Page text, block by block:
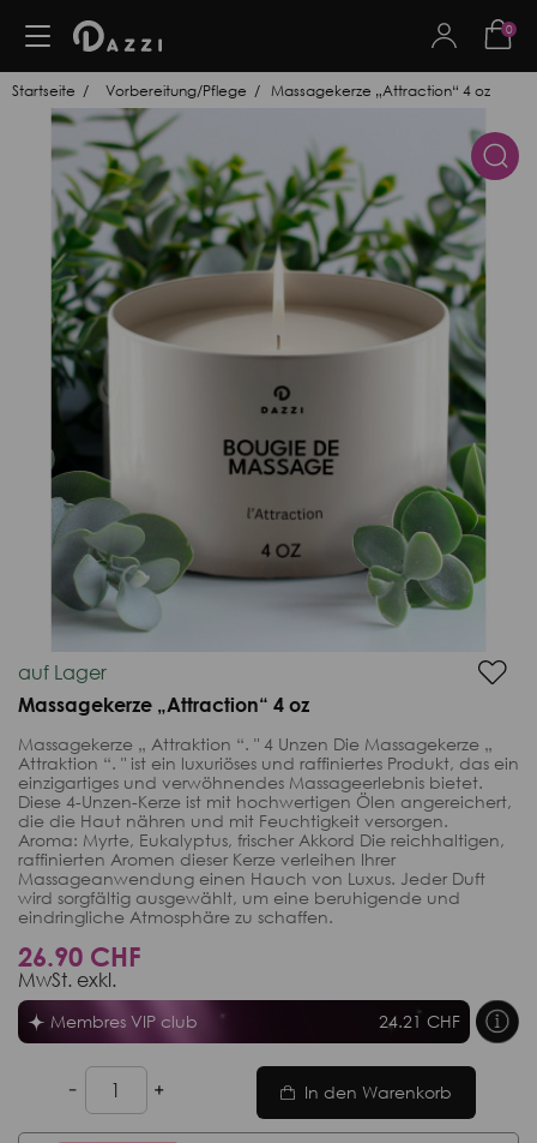
0
Startseite Vorbereitung/Pflege Massagekerze „Attraction“ 4 oz
auf Lager
Massagekerze „Attraction“ 4 oz
Massagekerze „ Attraktion “. " 4 Unzen Die Massagekerze „
Attraktion “. " ist ein luxuriöses und raffiniertes Produkt, das ein
einzigartiges und verwöhnendes Massageerlebnis bietet.
Diese 4-Unzen-Kerze ist mit hochwertigen Ölen angereichert,
die die Haut nähren und mit Feuchtigkeit versorgen.
Aroma: Myrte, Eukalyptus, frischer Akkord Die reichhaltigen,
raffinierten Aromen dieser Kerze verleihen Ihrer
Massageanwendung einen Hauch von Luxus. Jeder Duft
wird sorgfältig ausgewählt, um eine beruhigende und
eindringliche Atmosphäre zu schaffen.
26.90 CHF
MwSt. exkl.
Membres VIP club 24.21 CHF
In den Warenkorb